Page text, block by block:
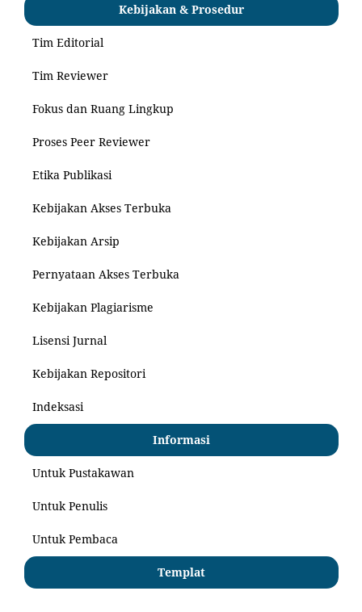
Kebijakan & Prosedur
Tim Editorial
Tim Reviewer
Fokus dan Ruang Lingkup
Proses Peer Reviewer
Etika Publikasi
Kebijakan Akses Terbuka
Kebijakan Arsip
Pernyataan Akses Terbuka
Kebijakan Plagiarisme
Lisensi Jurnal
Kebijakan Repositori
Indeksasi
Informasi
Untuk Pustakawan
Untuk Penulis
Untuk Pembaca
Templat